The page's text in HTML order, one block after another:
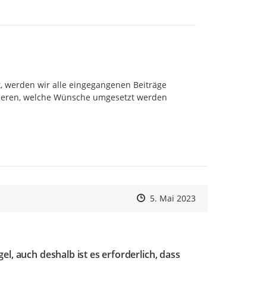
wir alle eingegangenen Beiträge
welche Wünsche umgesetzt werden
Zeitpunkt des Erstellens
Zeitpunkt des Erstellens
5. Mai 2023Zur Äußerung
auch deshalb ist es erforderlich, dass